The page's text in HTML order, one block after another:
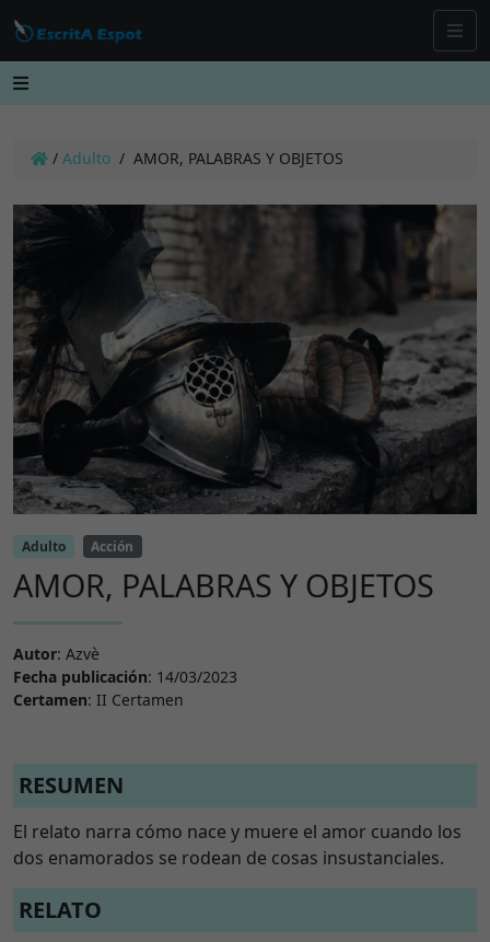
/ Adulto / AMOR, PALABRAS Y OBJETOS
Adulto Acción
AMOR, PALABRAS Y OBJETOS
Autor: Azvè
Fecha publicación: 14/03/2023
Certamen: II Certamen
RESUMEN
El relato narra cómo nace y muere el amor cuando los
dos enamorados se rodean de cosas insustanciales.
RELATO